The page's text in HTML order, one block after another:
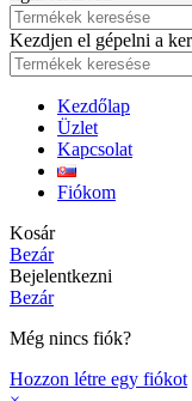
Kezdjen el gépelni a
Kezdőlap
Üzlet
Kapcsolat
Fiókom
Kosár
Bezár
Bejelentkezni
Bezár
Még nincs fiók?
Hozzon létre egy fiókot